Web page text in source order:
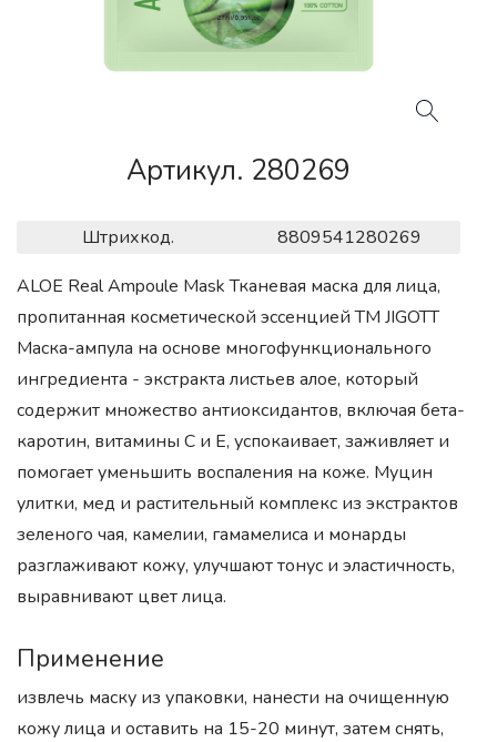
Артикул. 280269
Штрихкод.
8809541280269
ALOE Real Ampoule Mask Тканевая маска для лица,
пропитанная косметической эссенцией ТМ JIGOTT
Маска-ампула на основе многофункционального
ингредиента - экстракта листьев алое, который
содержит множество антиоксидантов, включая бета-
каротин, витамины С и Е, успокаивает, заживляет и
помогает уменьшить воспаления на коже. Муцин
улитки, мед и растительный комплекс из экстрактов
зеленого чая, камелии, гамамелиса и монарды
разглаживают кожу, улучшают тонус и эластичность,
выравнивают цвет лица.
Применение
извлечь маску из упаковки, нанести на очищенную
кожу лица и оставить на 15-20 минут, затем снять,